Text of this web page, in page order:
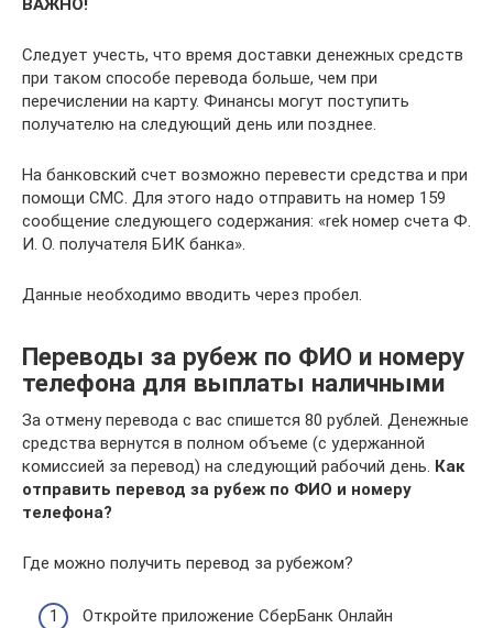
ВАЖНО!
Следует учесть, что время доставки денежных средств
при таком способе перевода больше, чем при
перечислении на карту. Финансы могут поступить
получателю на следующий день или позднее.
На банковский счет возможно перевести средства и при
помощи СМС. Для этого надо отправить на номер 159
сообщение следующего содержания: «rek номер счета Ф.
И. О. получателя БИК банка».
Данные необходимо вводить через пробел.
Переводы за рубеж по ФИО и номеру
телефона для выплаты наличными
За отмену перевода с вас спишется 80 рублей. Денежные
средства вернутся в полном объеме (с удержанной
комиссией за перевод) на следующий рабочий день. Как
отправить перевод за рубеж по ФИО и номеру
телефона?
Где можно получить перевод за рубежом?
Откройте приложение СберБанк Онлайн